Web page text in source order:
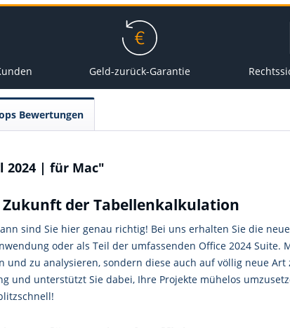
Geld-zurück-Garantie
Bewertungen
2024 | für Mac"
Zukunft der Tabellenkalkulation
sind Sie hier genau richtig! Bei uns erhalten Sie die
oder als Teil der umfassenden Office 2024 Suite.
zu analysieren, sondern diese auch auf völlig neue
und unterstützt Sie dabei, Ihre Projekte mühelos